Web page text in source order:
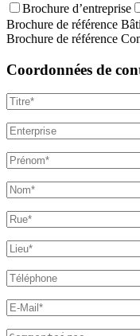
Brochure d’entreprise
Brochure de référence
Brochure de référence
Coordonnées de